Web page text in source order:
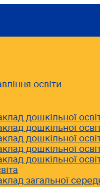
освіти
дошкільної
дошкільної
дошкільної
дошкільної
дошкільної
загальної